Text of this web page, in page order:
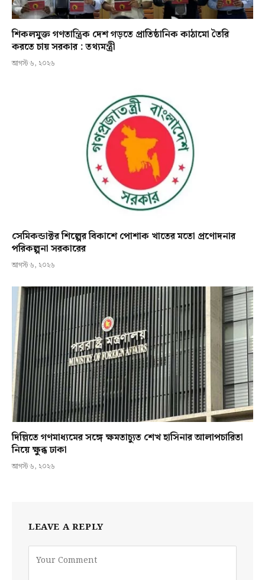
শিকলমুক্ত গণতান্ত্রিক দেশ গড়তে প্রাতিষ্ঠানিক কাঠামো তৈরি
করতে চায় সরকার : তথ্যমন্ত্রী
আগস্ট ৬, ২০২৬
সেমিকন্ডাক্টর শিল্পের বিকাশে পোশাক খাতের মতো প্রণোদনার
পরিকল্পনা সরকারের
আগস্ট ৬, ২০২৬
দিল্লিতে গণমাধ্যমের সঙ্গে ক্ষমতাচ্যুত শেখ হাসিনার আলাপচারিতা
নিয়ে ক্ষুব্ধ ঢাকা
আগস্ট ৬, ২০২৬
LEAVE A REPLY